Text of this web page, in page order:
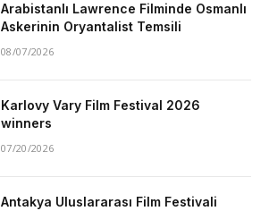
Arabistanlı Lawrence Filminde Osmanlı
Askerinin Oryantalist Temsili
08/07/2026
Karlovy Vary Film Festival 2026
winners
07/20/2026
Antakya Uluslararası Film Festivali